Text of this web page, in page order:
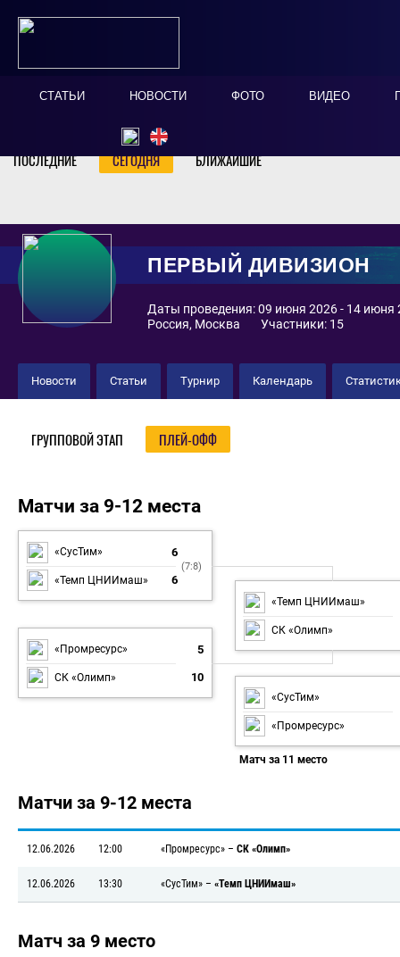
СТАТЬИ НОВОСТИ ФОТО ВИДЕО
ПОСЛЕДНИЕ СЕГОДНЯ БЛИЖАЙШИЕ
ПЕРВЫЙ ДИВИЗИОН
Даты проведения: 09 июня 2026 - 14 июня
Россия, Москва
Участники: 15
Новости Статьи Турнир Календарь
ГРУППОВОЙ ЭТАП ПЛЕЙ-ОФФ
Матчи за 9-12 места
«СусТим» 6
(7:8)
«Темп ЦНИИмаш» 6
«Промресурс» 5
СК «Олимп» 10
«Темп ЦНИИмаш»
СК «Олимп»
«СусТим»
«Промресурс»
Матч за 11 место
Матчи за 9-12 места
12.06.2026 12:00 «Промресурс» – СК «Олимп»
12.06.2026 13:30 «СусТим» – «Темп ЦНИИмаш»
Матч за 9 место